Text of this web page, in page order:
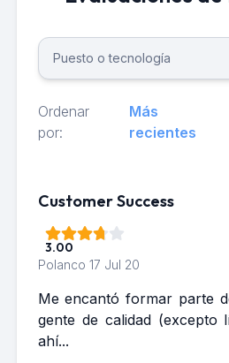
Ordenar
por:
Más
recientes
Customer Success
3.00
Polanco 17 Jul 20
Me encantó formar parte
gente de calidad (excepto
ahí...